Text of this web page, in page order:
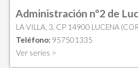
Administración nº2 de
LA VILLA, 3, CP 14900 LUCENA
Teléfono: 957501335
Ver series >